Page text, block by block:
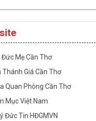
Đức Mẹ Cần Thơ
Thánh Giá Cần Thơ
Quan Phòng Cần Thơ
Mục Việt Nam
Đức Tin HĐGMVN